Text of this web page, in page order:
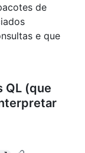
de
e que
QL (que